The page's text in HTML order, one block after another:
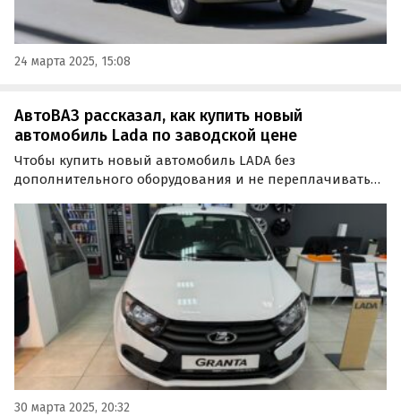
24 марта 2025, 15:08
АвтоВАЗ рассказал, как купить новый
автомобиль Lada по заводской цене
Чтобы купить новый автомобиль LADA без
дополнительного оборудования и не переплачивать
воспользоваться онлайн-витриной «АвтоВАЗа» или
заключить с дилером предварительный договор
поставки.
30 марта 2025, 20:32